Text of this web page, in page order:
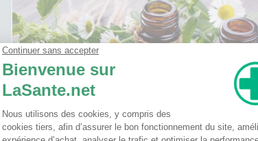
Ma trousse à pharmacie homéopathique
Ceci est un petit guide pratique des traitements